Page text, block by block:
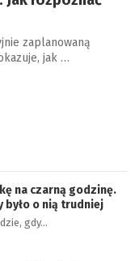
zaplanowaną
jak …
na czarną godzinę.
było o nią trudniej
gdy…